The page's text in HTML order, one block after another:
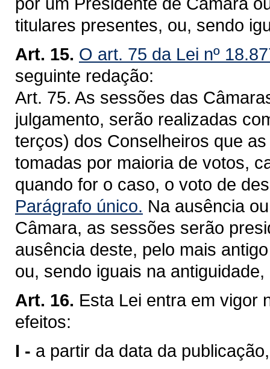
titulares presentes, ou, sendo
Art. 15. O art. 75 da Lei nº
seguinte redação:
Art. 75. As sessões das
julgamento, serão realizadas
terços) dos Conselheiros que
tomadas por maioria de votos,
quando for o caso, o voto de
Parágrafo único. Na ausência
Câmara, as sessões serão
ausência deste, pelo mais
ou, sendo iguais na
Art. 16. Esta Lei entra em vigor
efeitos:
I - a partir da data da